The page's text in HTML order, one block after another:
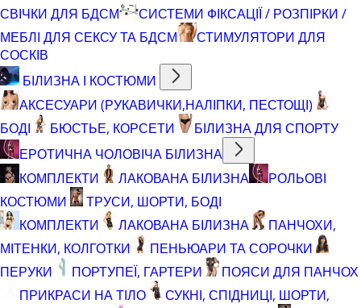
СВІЧКИ ДЛЯ БДСМ
СИСТЕМИ ФІКСАЦІЇ / РОЗПІРКИ /
МЕБЛІ ДЛЯ СЕКСУ ТА БДСМ
СТИМУЛЯТОРИ ДЛЯ
СОСКІВ
БІЛИЗНА І КОСТЮМИ
АКСЕСУАРИ (РУКАВИЧКИ,НАЛІПКИ, ПЕСТОЩІ)
БОДІ
БЮСТЬЕ, КОРСЕТИ
БІЛИЗНА ДЛЯ СПОРТУ
ЕРОТИЧНА ЧОЛОВІЧА БІЛИЗНА
КОМПЛЕКТИ
ЛАКОВАНА БІЛИЗНА
РОЛЬОВІ
КОСТЮМИ
ТРУСИ, ШОРТИ, БОДІ
КОМПЛЕКТИ
ЛАКОВАНА БІЛИЗНА
ПАНЧОХИ,
МІТЕНКИ, КОЛГОТКИ
ПЕНЬЮАРИ ТА СОРОЧКИ
ПЕРУКИ
ПОРТУПЕЇ, ГАРТЕРИ
ПОЯСИ ДЛЯ ПАНЧОХ
ПРИКРАСИ НА ТІЛО
СУКНІ, СПІДНИЦІ, ШОРТИ,